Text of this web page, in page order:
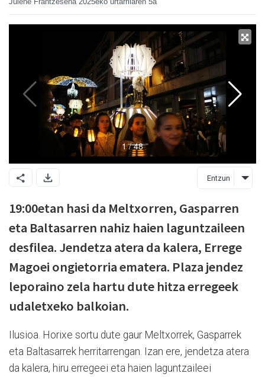
Entzun
19:00etan hasi da Meltxorren, Gasparren
eta Baltasarren nahiz haien laguntzaileen
desfilea. Jendetza atera da kalera, Errege
Magoei ongietorria ematera. Plaza jendez
leporaino zela hartu dute hitza erregeek
udaletxeko balkoian.
Ilusioa. Horixe sortu dute gaur Meltxorrek, Gasparrek
eta Baltasarrek herritarrengan. Izan ere, jendetza atera
da kalera, hiru erregeei eta haien laguntzaileei